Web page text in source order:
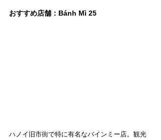
おすすめ店舗：Bánh Mì 25
ハノイ旧市街で特に有名なバインミー店。観光